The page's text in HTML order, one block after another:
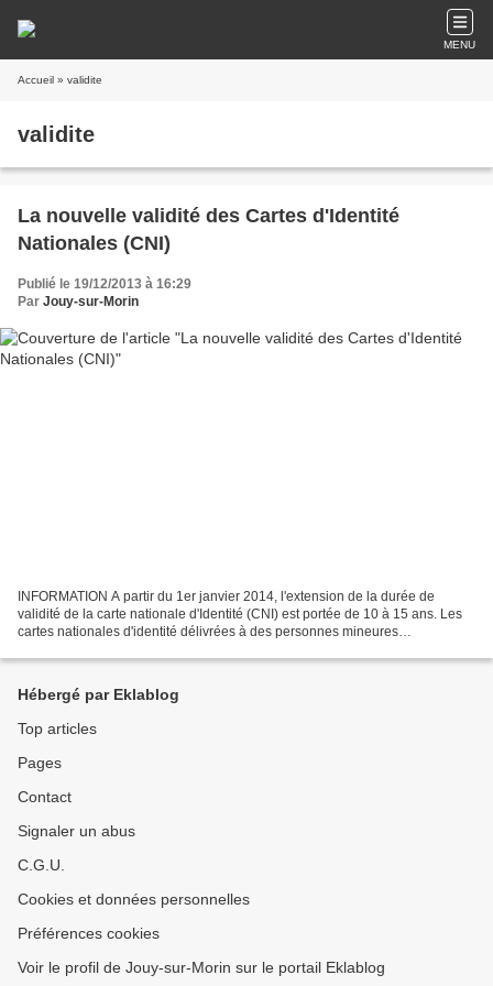
MENU
Accueil » validite
validite
La nouvelle validité des Cartes d'Identité
Nationales (CNI)
Publié le 19/12/2013 à 16:29
Par Jouy-sur-Morin
INFORMATION A partir du 1er janvier 2014, l'extension de la durée de
validité de la carte nationale d'Identité (CNI) est portée de 10 à 15 ans. Les
cartes nationales d'identité délivrées à des personnes mineures
Hébergé par Eklablog
Top articles
Pages
Contact
Signaler un abus
C.G.U.
Cookies et données personnelles
Préférences cookies
Voir le profil de Jouy-sur-Morin sur le portail Eklablog